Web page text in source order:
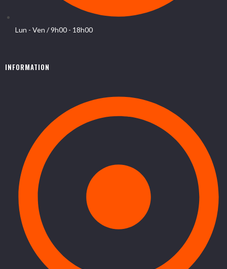
Lun - Ven / 9h00 - 18h00
INFORMATION